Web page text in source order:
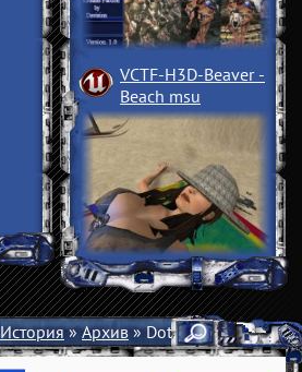
VCTF-H3D-Beaver ­
Beach msu
История»Архив» Dota 2